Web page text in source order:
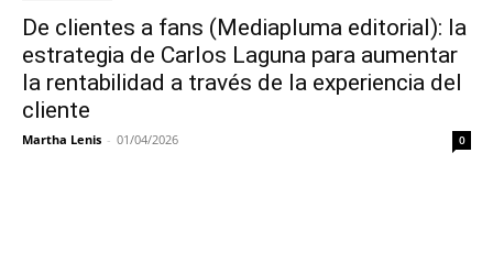
De clientes a fans (Mediapluma editorial): la
estrategia de Carlos Laguna para aumentar
la rentabilidad a través de la experiencia del
cliente
Martha Lenis - 01/04/2026 0